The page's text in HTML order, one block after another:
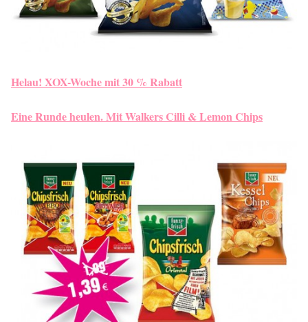
Helau! XOX-Woche mit 30 % Rabatt
Eine Runde heulen. Mit Walkers Cilli & Lemon Chips